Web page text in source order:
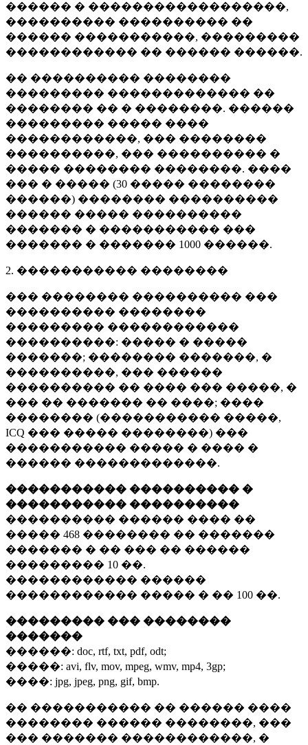
������ � ������������������,
���������� ���������� ��
������ �����������, ���������
������������ �� ������ ������.
�� ���������� ��������
��������� ������������� ��
�������� �� � ��������. ������
��������� ����� ����
������������, ��� ��������
����������, ��� ���������� �
����� �������� ��������. ����
��� � ����� (30 ����� ��������
������) �������� ����������
������ ����� ����������
������� � ����������� ���
������� � ������� 1000 ������.
2. ����������� ��������
��� �������� ���������� ���
���������� ��������
��������� ������������
����������: ����� � �����
�������; �������� �������, �
����������, ��� ������
���������� �� ���� ��� �����, �
��� �� ������� �� ����; ����
�������� (����������� �����,
ICQ ��� ����� ��������) ���
����������� ����� � ���� �
������ �������������.
����������� ���������� �
����������� ����������
���������� ������ ���� ��
����� 468 �������� �� �������
������� � �� ��� �� ������
��������� 10 ��.
������������ ������
������������ ����� � �� 100 ��.
��������� ��� ��������
�������
������: doc, rtf, txt, pdf, odt;
�����: avi, flv, mov, mpeg, wmv, mp4, 3gp;
����: jpg, jpeg, png, gif, bmp.
�� ����������� �� ������ ����
�������� ������ ��������, ���
��� ������� ������������, �